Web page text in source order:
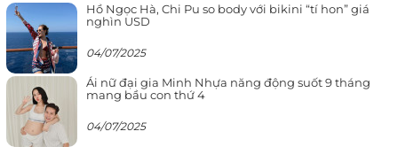
Hồ Ngọc Hà, Chi Pu so body với bikini “tí hon” giá
nghìn USD
04/07/2025
Ái nữ đại gia Minh Nhựa năng động suốt 9 tháng
mang bầu con thứ 4
04/07/2025